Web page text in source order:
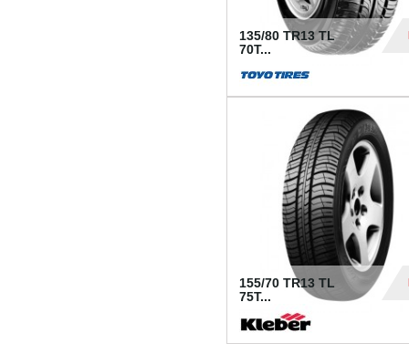
135/80 TR13 TL
70T...
155/70 TR13 TL
75T...